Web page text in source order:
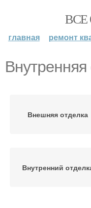
главная ремонт
Внутренняя
Внешняя отделка
Внутренний